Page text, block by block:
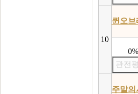
10
퀸오브
0%
관전
주말의